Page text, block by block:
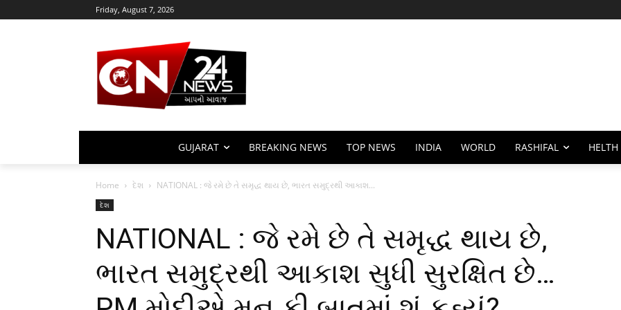
Friday, August 7, 2026
GUJARAT BREAKING NEWS TOP NEWS INDIA WORLD RASHIFAL HELTH
Home દેશ NATIONAL : જે રમે છે તે સમૃદ્ધ થાય છે, ભારત સમુદ્રથી આકાશ...
દેશ
NATIONAL : જે રમે છે તે સમૃદ્ધ થાય છે,
ભારત સમુદ્રથી આકાશ સુધી સુરક્ષિત છે…